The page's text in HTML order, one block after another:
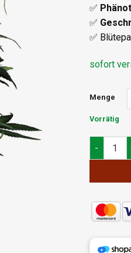
✅
✅
✅
sofort
Menge
Vorrätig
Sensi